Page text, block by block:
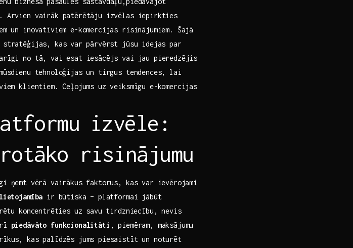
Arvien vairāk patērētāju izvēlas iepirkties
un inovatīviem e-komercijas risinājumiem. Šajā
stratēģijas, kas var⁢ pārvērst jūsu idejas par
no ​tā, vai esat ‍iesācējs vai jau pieredzējis
tehnoloģijas un tirgus tendences, ​lai
klientiem. Ceļojums uz veiksmīgu e-komercijas
izvēle:
risinājumu
vērā vairākus faktorus, kas var ievērojami
lietojamība ir būtiska – platformai jābūt
koncentrēties uz savu tirdzniecību, nevis
piedāvāto funkcionalitāti , piemēram, maksājumu‌
rīkus, ​kas palīdzēs jums piesaistīt un noturēt